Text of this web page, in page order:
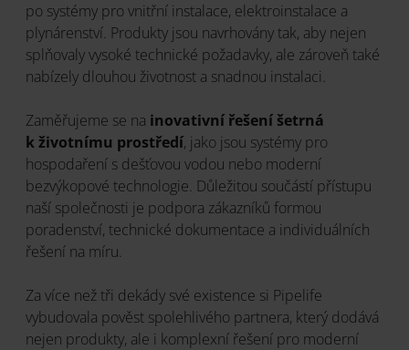
po systémy pro vnitřní instalace, elektroinstalace a
plynárenství. Produkty jsou navrhovány tak, aby nejen
splňovaly vysoké technické požadavky, ale zároveň také
nabízely dlouhou životnost a snadnou instalaci.
Zaměřujeme se na inovativní řešení šetrná
k životnímu prostředí, jako jsou systémy pro
hospodaření s dešťovou vodou nebo moderní
bezvýkopové technologie. Důležitou součástí přístupu
naší společnosti je podpora zákazníků formou
poradenství, technické dokumentace a individuálních
řešení na míru.
Za více než tři dekády své existence si Pipelife
vybudovala pověst spolehlivého partnera, který dodává
nejen produkty, ale i komplexní řešení pro moderní